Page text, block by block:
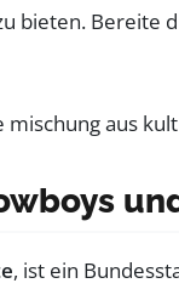
bieten. Bereite
, ist ein